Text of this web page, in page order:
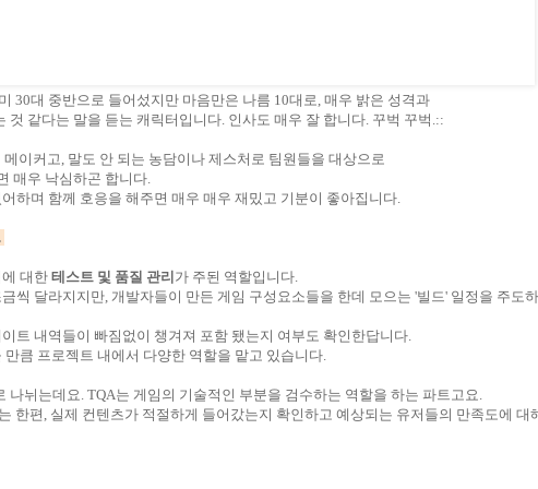
30대 중반으로 들어섰지만 마음만은 나름 10대로, 매우 밝은 성격과
것 같다는 말을 듣는 캐릭터입니다. 인사도 매우 잘 합니다. 꾸벅 꾸벅.::
이커고, 말도 안 되는 농담이나 제스처로 팀원들을 대상으로
매우 낙심하곤 합니다.
하며 함께 호응을 해주면 매우 매우 재밌고 기분이 좋아집니다.
대한테스트 및 품질 관리 가 주된 역할입니다.
씩 달라지지만, 개발자들이 만든 게임 구성요소들을 한데 모으는 '빌드' 일정을 주도하
트 내역들이 빠짐없이 챙겨져 포함 됐는지 여부도 확인한답니다.
큼 프로젝트 내에서 다양한 역할을 맡고 있습니다.
나뉘는데요. TQA는 게임의 기술적인 부분을 검수하는 역할을 하는 파트고요.
한편, 실제 컨텐츠가 적절하게 들어갔는지 확인하고 예상되는 유저들의 만족도에 대